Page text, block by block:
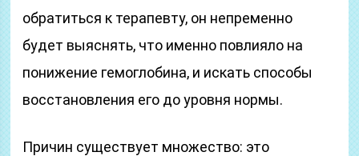
обратиться к терапевту, он непременно
будет выяснять, что именно повлияло на
понижение гемоглобина, и искать способы
восстановления его до уровня нормы.
Причин существует множество: это